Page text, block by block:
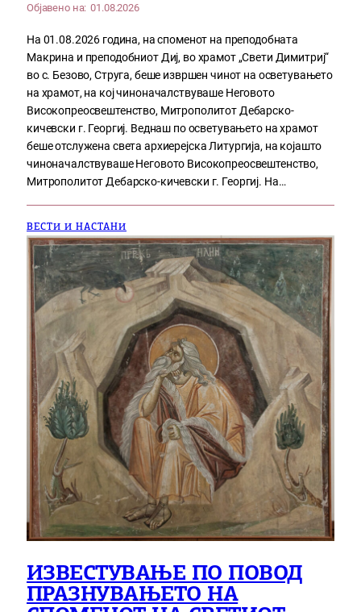
Објавено на: 01.08.2026
На 01.08.2026 година, на споменот на преподобната
Макрина и преподобниот Диј, во храмот „Свети Димитриј“
во с. Безово, Струга, беше извршен чинот на осветувањето
на храмот, на кој чиноначалствуваше Неговото
Високопреосвештенство, Митрополитот Дебарско-
кичевски г. Георгиј. Веднаш по осветувањето на храмот
беше отслужена света архиерејска Литургија, на којашто
чиноначалствуваше Неговото Високопреосвештенство,
Митрополитот Дебарско-кичевски г. Георгиј. На…
ВЕСТИ И НАСТАНИ
ИЗВЕСТУВАЊЕ ПО ПОВОД
ПРАЗНУВАЊЕТО НА